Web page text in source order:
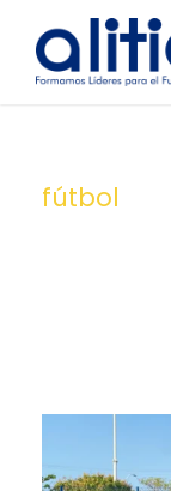
fútbol